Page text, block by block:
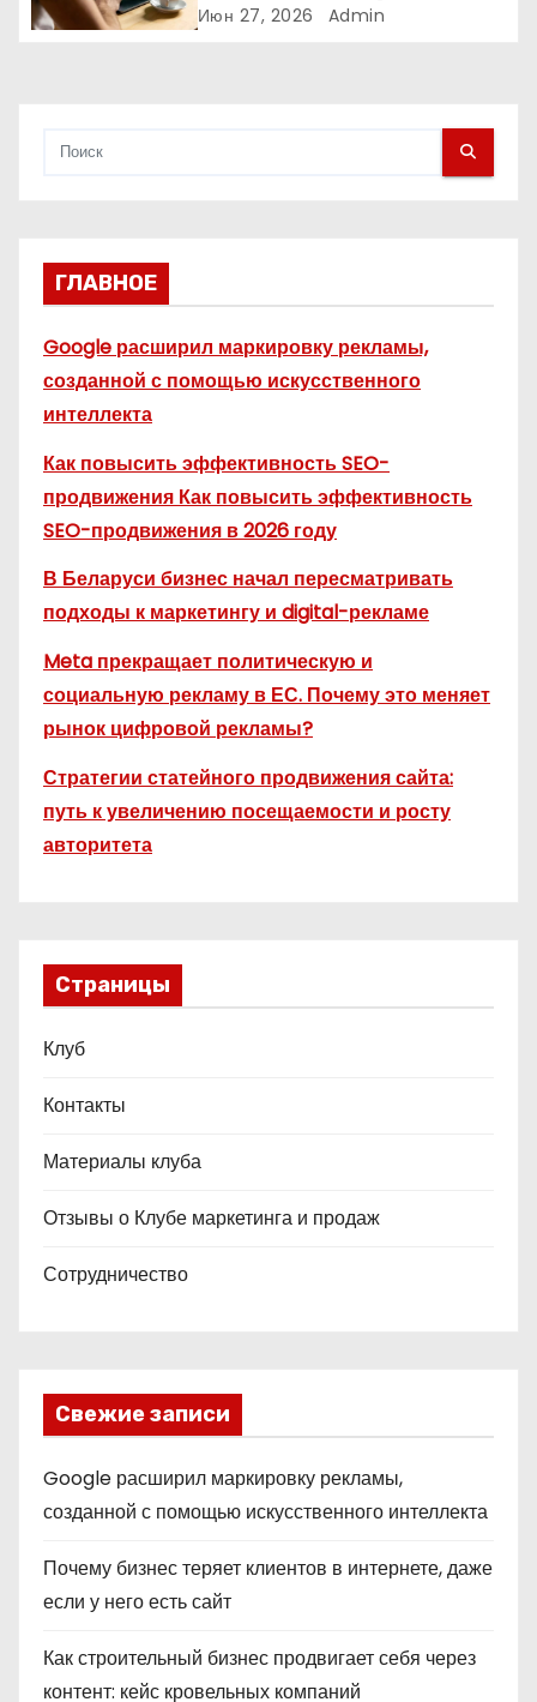
нишевых услуг
Июн 27, 2026 Admin
ГЛАВНОЕ
Google расширил маркировку рекламы,
созданной с помощью искусственного
интеллекта
Как повысить эффективность SEO-
продвижения Как повысить эффективность
SEO-продвижения в 2026 году
В Беларуси бизнес начал пересматривать
подходы к маркетингу и digital-рекламе
Meta прекращает политическую и
социальную рекламу в ЕС. Почему это меняет
рынок цифровой рекламы?
Стратегии статейного продвижения сайта:
путь к увеличению посещаемости и росту
авторитета
Страницы
Клуб
Контакты
Материалы клуба
Отзывы о Клубе маркетинга и продаж
Сотрудничество
Свежие записи
Google расширил маркировку рекламы,
созданной с помощью искусственного интеллекта
Почему бизнес теряет клиентов в интернете, даже
если у него есть сайт
Как строительный бизнес продвигает себя через
контент: кейс кровельных компаний